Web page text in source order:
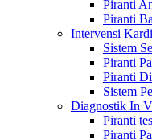
Piranti
Piranti
Intervensi
Sistem
Piranti
Piranti
Sistem
Diagnostik In
Piranti
Piranti